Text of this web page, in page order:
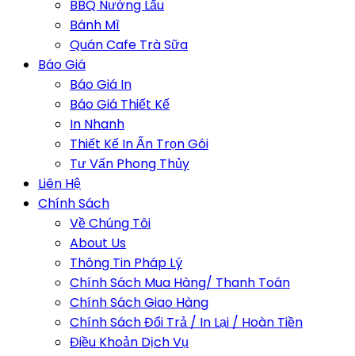
BBQ Nướng Lẩu
Bánh Mì
Quán Cafe Trà Sữa
Báo Giá
Báo Giá In
Báo Giá Thiết Kế
In Nhanh
Thiết Kế In Ấn Trọn Gói
Tư Vấn Phong Thủy
Liên Hệ
Chính Sách
Về Chúng Tôi
About Us
Thông Tin Pháp Lý
Chính Sách Mua Hàng/ Thanh Toán
Chính Sách Giao Hàng
Chính Sách Đổi Trả / In Lại / Hoàn Tiền
Điều Khoản Dịch Vụ